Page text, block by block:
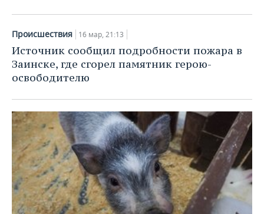
Происшествия 16 мар, 21:13
Источник сообщил подробности пожара в
Заинске, где сгорел памятник герою-
освободителю